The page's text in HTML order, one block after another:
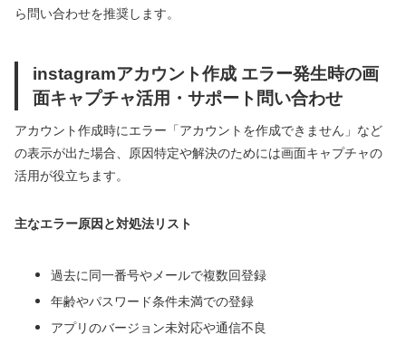
ら問い合わせを推奨します。
instagramアカウント作成 エラー発生時の画
面キャプチャ活用・サポート問い合わせ
アカウント作成時にエラー「アカウントを作成できません」など
の表示が出た場合、原因特定や解決のためには画面キャプチャの
活用が役立ちます。
主なエラー原因と対処法リスト
過去に同一番号やメールで複数回登録
年齢やパスワード条件未満での登録
アプリのバージョン未対応や通信不良